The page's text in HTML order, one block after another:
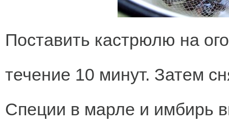
Поставить кастрюлю на
течение 10 минут. Затем
Специи в марле и имбирь